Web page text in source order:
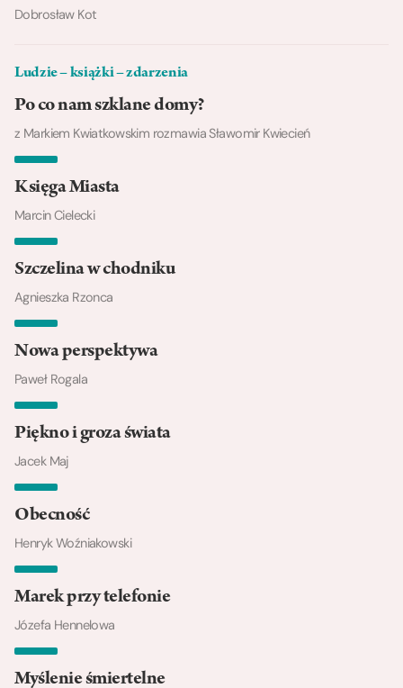
Dobrosław Kot
Ludzie – książki – zdarzenia
Po co nam szklane domy?
z Markiem Kwiatkowskim rozmawia Sławomir Kwiecień
Księga Miasta
Marcin Cielecki
Szczelina w chodniku
Agnieszka Rzonca
Nowa perspektywa
Paweł Rogala
Piękno i groza świata
Jacek Maj
Obecność
Henryk Woźniakowski
Marek przy telefonie
Józefa Hennelowa
Myślenie śmiertelne